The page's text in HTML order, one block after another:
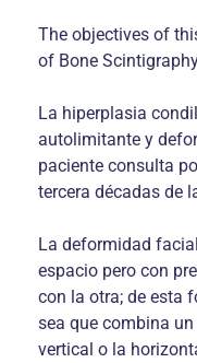
The objectives of
of Bone
La hiperplasia
autolimitante y
paciente consulta
tercera décadas de
La deformidad
espacio pero con
con la otra; de esta
sea que combina
vertical o la